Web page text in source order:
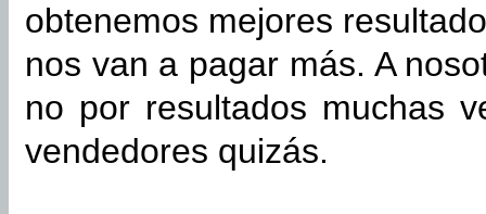
obtenemos mejores
nos van a pagar más. A
no por resultados muchas
vendedores quizás.